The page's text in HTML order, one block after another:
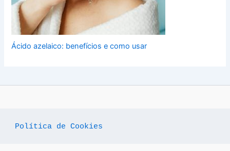
Ácido azelaico: benefícios e como usar
Política de Cookies